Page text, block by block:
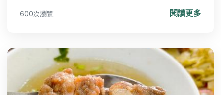
用和個人經驗分享，實用性強。
600次瀏覽 閱讀更多